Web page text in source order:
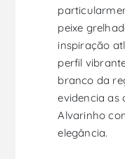
peixe
inspiração
perfil
branco da
evidencia as
Alvarinho
elegância.